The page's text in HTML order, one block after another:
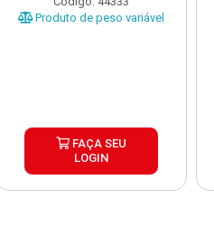
Produto de peso variável
FAÇA SEU
LOGIN